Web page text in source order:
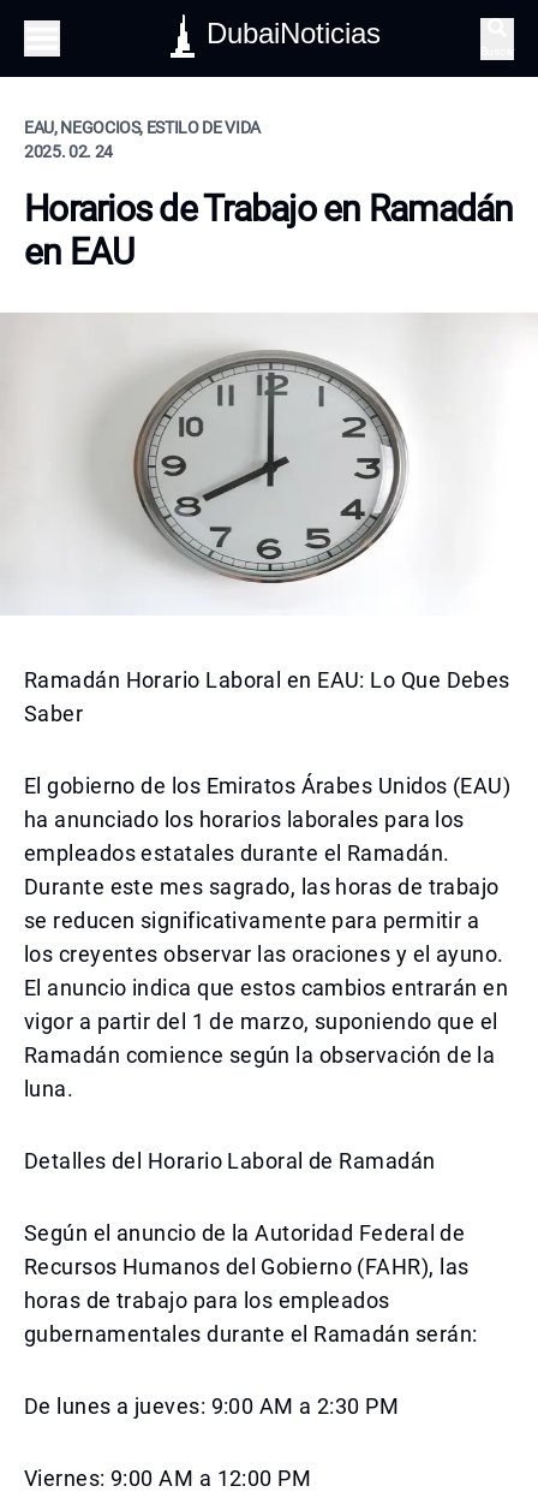
DubaiNoticias
EAU, NEGOCIOS, ESTILO DE VIDA
2025. 02. 24
Horarios de Trabajo en Ramadán
en EAU
Ramadán Horario Laboral en EAU: Lo Que Debes
Saber
El gobierno de los Emiratos Árabes Unidos (EAU)
ha anunciado los horarios laborales para los
empleados estatales durante el Ramadán.
Durante este mes sagrado, las horas de trabajo
se reducen significativamente para permitir a
los creyentes observar las oraciones y el ayuno.
El anuncio indica que estos cambios entrarán en
vigor a partir del 1 de marzo, suponiendo que el
Ramadán comience según la observación de la
luna.
Detalles del Horario Laboral de Ramadán
Según el anuncio de la Autoridad Federal de
Recursos Humanos del Gobierno (FAHR), las
horas de trabajo para los empleados
gubernamentales durante el Ramadán serán:
De lunes a jueves: 9:00 AM a 2:30 PM
Viernes: 9:00 AM a 12:00 PM